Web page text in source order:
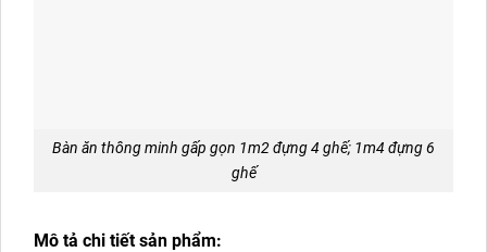
Bàn ăn thông minh gấp gọn 1m2 đựng 4 ghế; 1m4 đựng 6
ghế
Mô tả chi tiết sản phẩm: